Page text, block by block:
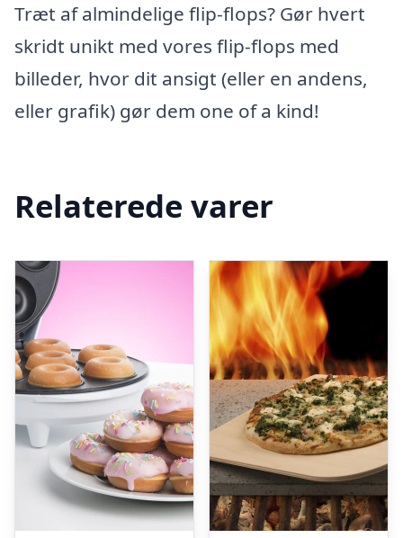
Træt af almindelige flip-flops? Gør hvert
skridt unikt med vores flip-flops med
billeder, hvor dit ansigt (eller en andens,
eller grafik) gør dem one of a kind!
Relaterede varer